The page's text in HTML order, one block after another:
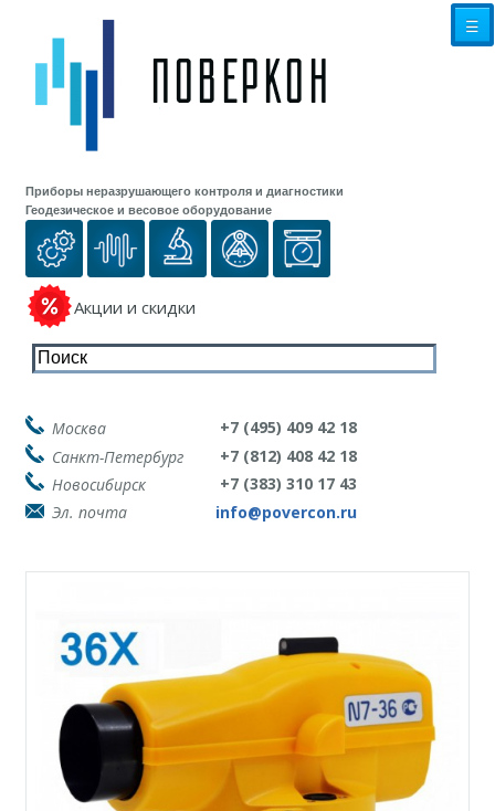
Приборы неразрушающего контроля и диагностики
Геодезическое и весовое оборудование
Акции и скидки
☰
Москва
+7 (495) 409 42 18
Санкт-Петербург
+7 (812) 408 42 18
Новосибирск
+7 (383) 310 17 43
Эл. почта
info@povercon.ru